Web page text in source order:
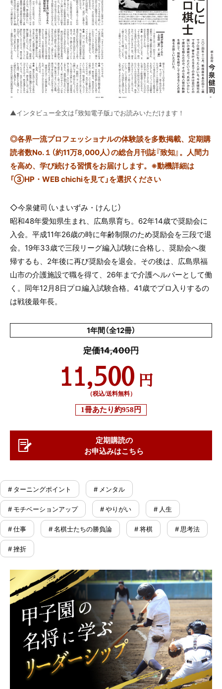
▲インタビュー全文は「致知電子版」でお読みいただけます！
◎各界一流プロフェッショナルの体験談を多数掲載、定期購
読者数No.１（約11万8,000人）の総合月刊誌『致知』。人間力
を高め、学び続ける習慣をお届けします。※動機詳細は
「③HP・WEB chichiを見て」を選択ください
◇今泉健司（いまいずみ・けんじ）
昭和48年愛知県生まれ、広島県育ち。62年14歳で奨励会に
入会。平成11年26歳の時に年齢制限のため奨励会を三段で退
会。19年33歳で三段リーグ編入試験に合格し、奨励会へ復
帰するも、2年後に再び奨励会を退会。その後は、広島県福
山市の介護施設で職を得て、26年まで介護ヘルパーとして働
く。同年12月8日プロ編入試験合格。41歳でプロ入りするの
は戦後最年長。
1年間（全12冊）
定価14,400円
11,500 円
（税込/送料無料）
1冊あたり約958円
定期購読の
お申込みはこちら
# ターニングポイント # メンタル
# モチベーションアップ # やりがい # 人生
# 仕事 # 名棋士たちの勝負論 # 将棋 # 思考法
# 挫折